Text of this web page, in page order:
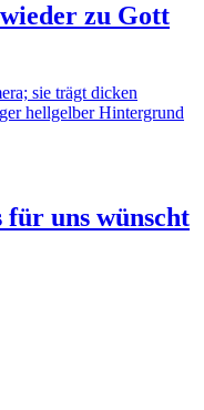
zu Gott
für uns wünscht